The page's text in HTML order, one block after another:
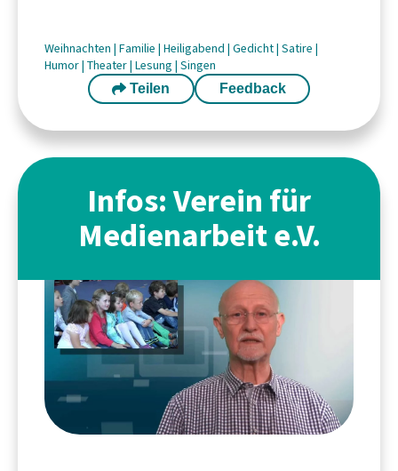
Weihnachten | Familie | Heiligabend | Gedicht| Satire |
Humor| Theater| Lesung | Singen
Teilen Feedback
Infos: Verein für
Medienarbeit e.V.